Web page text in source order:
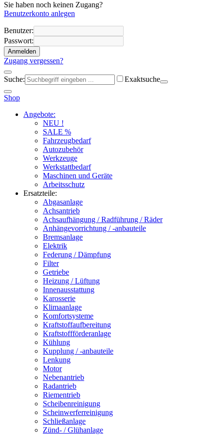
Sie haben noch keinen Zugang?
Benutzerkonto anlegen
Benutzer:
Passwort:
Anmelden
Zugang vergessen?
Suche: Exaktsuche
Shop
Angebote:
NEU !
SALE %
Fahrzeugbedarf
Autozubehör
Werkzeuge
Werkstattbedarf
Maschinen und Geräte
Arbeitsschutz
Ersatzteile:
Abgasanlage
Achsantrieb
Achsaufhängung / Radführung / Räder
Anhängevorrichtung / -anbauteile
Bremsanlage
Elektrik
Federung / Dämpfung
Filter
Getriebe
Heizung / Lüftung
Innenausstattung
Karosserie
Klimaanlage
Komfortsysteme
Kraftstoffaufbereitung
Kraftstoffförderanlage
Kühlung
Kupplung / -anbauteile
Lenkung
Motor
Nebenantrieb
Radantrieb
Riementrieb
Scheibenreinigung
Scheinwerferreinigung
Schließanlage
Zünd- / Glühanlage